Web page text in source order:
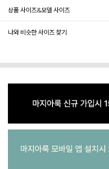
상품 사이즈&모델 사이즈
나와 비슷한 사이즈 찾기